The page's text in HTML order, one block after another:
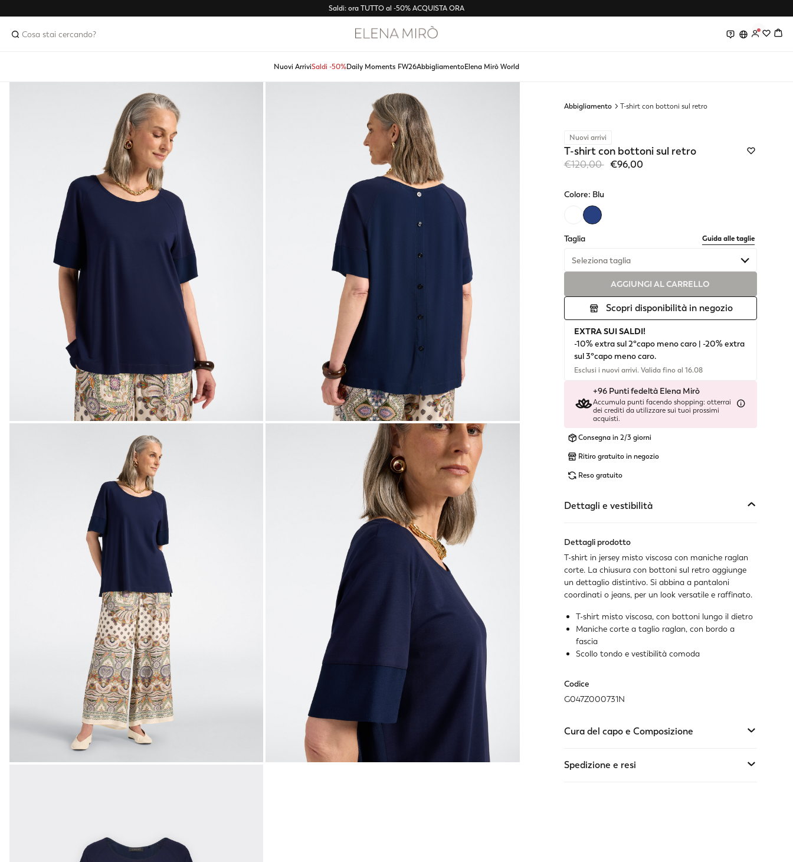
Saldi: ora TUTTO al -50%ACQUISTA ORA
0
Nuovi ArriviSaldi -50%Daily Moments FW26AbbigliamentoElena Mirò World
Abbigliamento T-shirt con bottoni sul retro
Nuovi arrivi
T-shirt con bottoni sul retro
Price reduced from
€120,00to€96,00
Colore: Blu
Taglia
Guida alle taglie
Seleziona taglia
Disponibile
Disponibile
Disponibile
AGGIUNGI AL CARRELLO
Scopri disponibilità in negozio
EXTRA SUI SALDI!
-10% extra sul 2°capo meno caro | -20% extra
sul 3°capo meno caro.
Esclusi i nuovi arrivi. Valida fino al 16.08
+96 Punti fedeltà Elena Mirò
Accumula punti facendo shopping: otterrai
dei crediti da utilizzare sui tuoi prossimi
acquisti.
Consegna in 2/3 giorni
Ritiro gratuito in negozio
Reso gratuito
Dettagli e vestibilità
Dettagli prodotto
T-shirt in jersey misto viscosa con maniche raglan
corte. La chiusura con bottoni sul retro aggiunge
un dettaglio distintivo. Si abbina a pantaloni
coordinati o jeans, per un look versatile e raffinato.
T-shirt misto viscosa, con bottoni lungo il dietro
Maniche corte a taglio raglan, con bordo a
fascia
Scollo tondo e vestibilità comoda
Codice
G047Z000731N
Cura del capo e Composizione
Spedizione e resi